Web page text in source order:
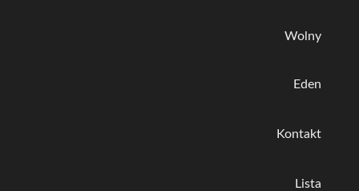
Wolny
Eden
Kontakt
Lista